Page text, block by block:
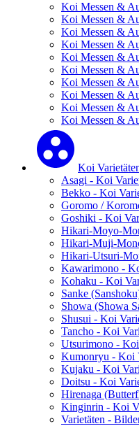
Koi Messen &
Koi Messen &
Koi Messen &
Koi Messen &
Koi Messen &
Koi Messen &
Koi Messen &
Koi Messen &
Koi Messen &
Koi Messen &
Koi
Asagi - Koi
Bekko - Koi
Goromo /
Goshiki - Koi
Hikari-Moyo-
Hikari-Muji-
Hikari-Utsuri-
Kawarimono -
Kohaku - Koi
Sanke
Showa (Showa
Shusui - Koi
Tancho - Koi
Utsurimono -
Kumonryu - Koi
Kujaku - Koi
Doitsu - Koi
Hirenaga
Kinginrin - Koi
Varietäten -